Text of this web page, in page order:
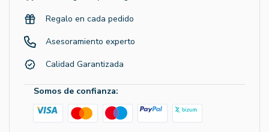
Regalo en cada pedido
Asesoramiento experto
Calidad Garantizada
Somos de confianza: